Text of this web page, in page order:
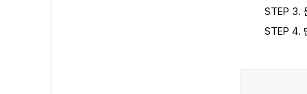
STEP 3.
STEP 4.